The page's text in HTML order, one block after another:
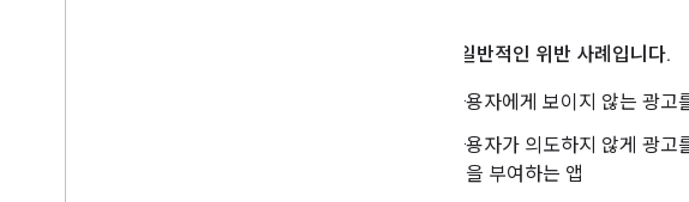
다음은 일반적인 위반 사례입니다.
사용자에게 보이지 않는 광고
사용자가 의도하지 않게 광
딧을 부여하는 앱